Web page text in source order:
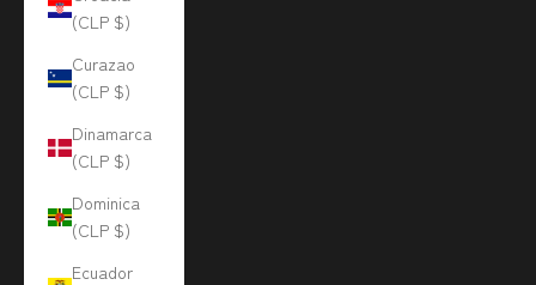
(CLP $)
Curazao
(CLP $)
Dinamarca
(CLP $)
Dominica
(CLP $)
Ecuador